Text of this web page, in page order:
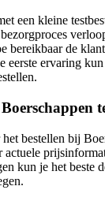
een kleine
bereikbaar de
eerste ervaring
bestellen bij
kun je het beste